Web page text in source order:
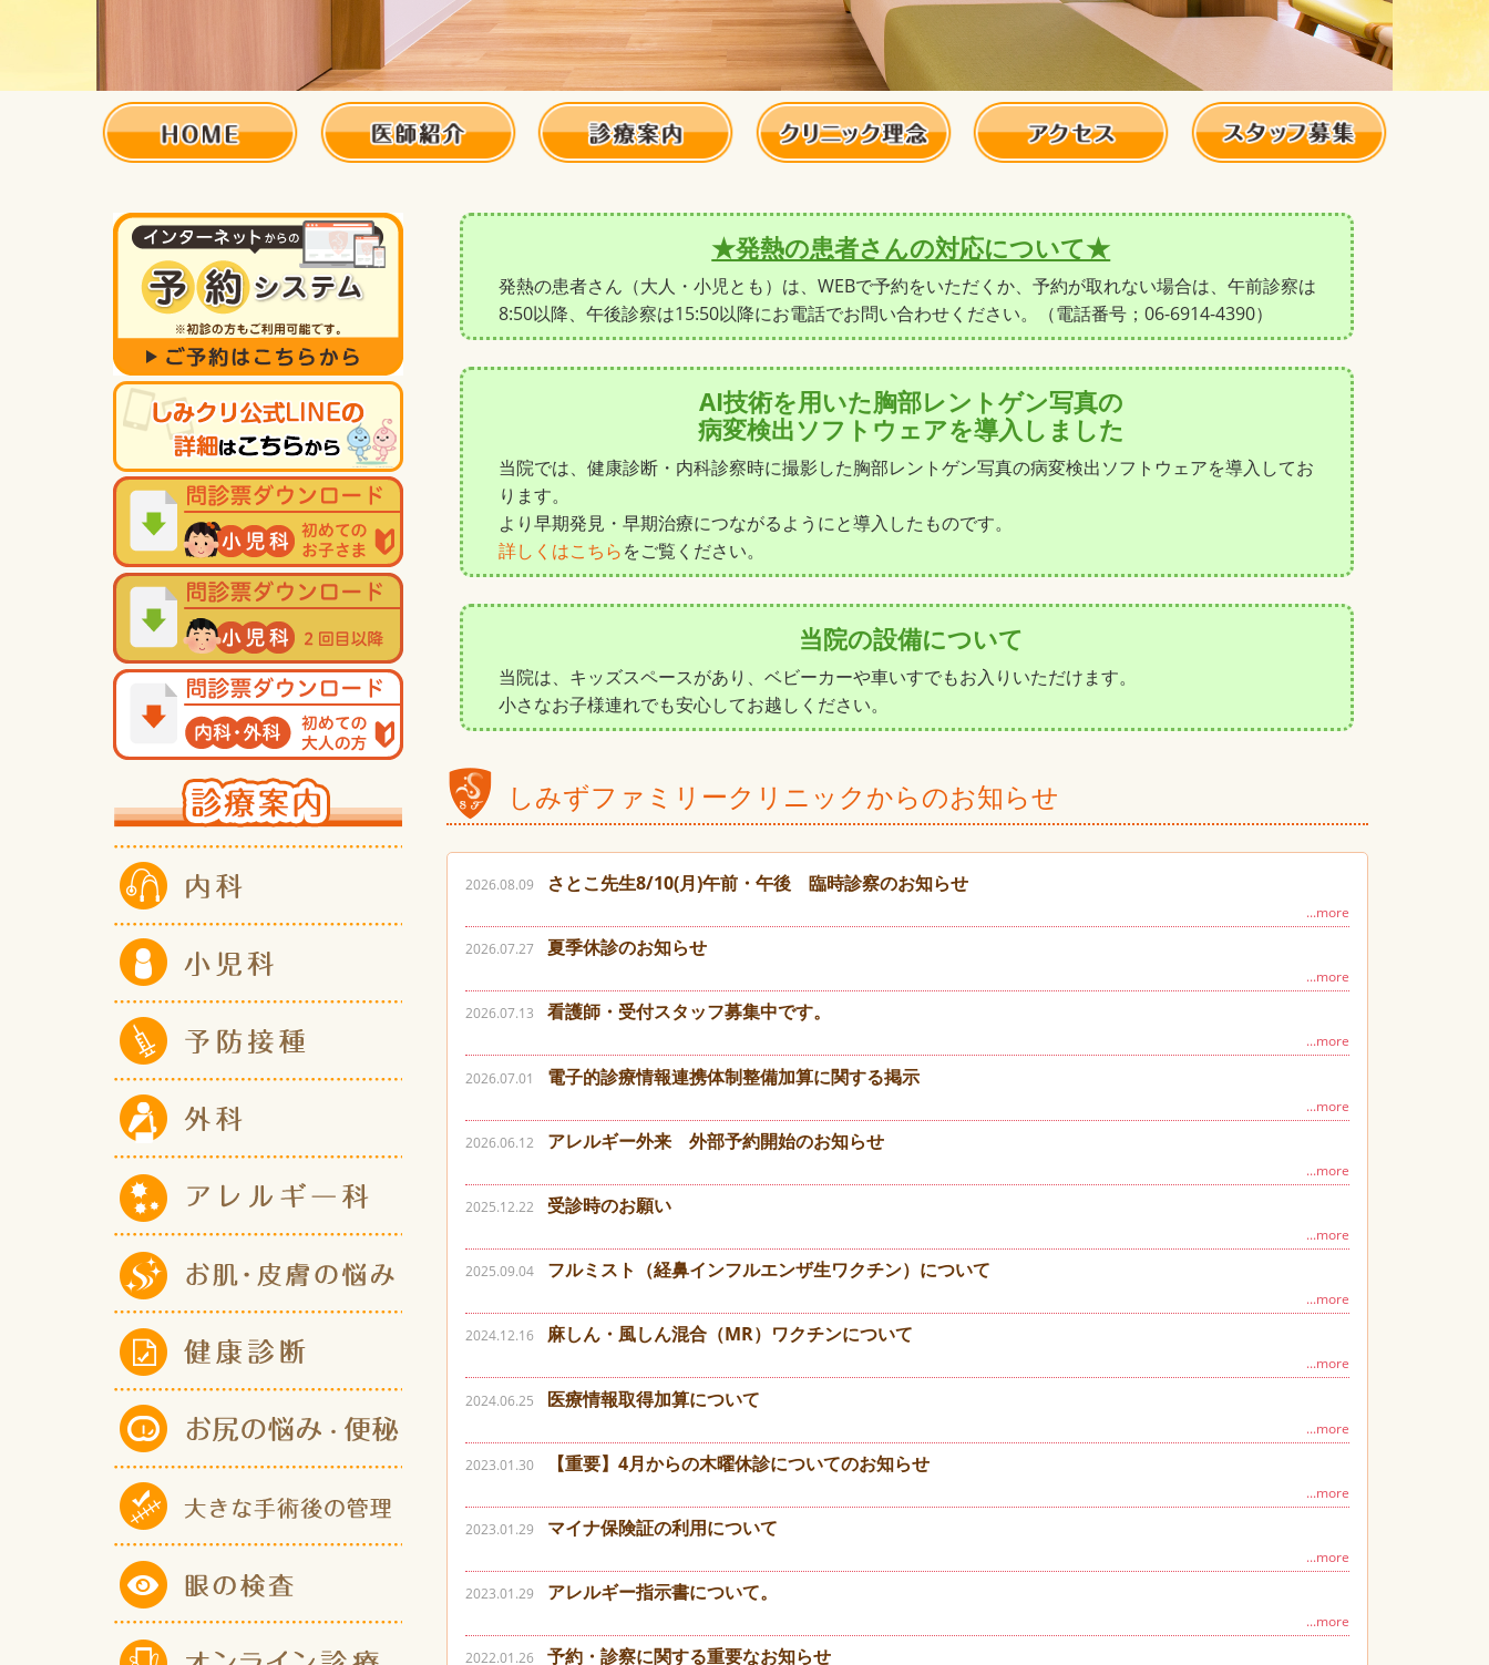
★発熱の患者さんの対応について★
発熱の患者さん（大人・小児とも）は、WEBで予約をいただくか、予約が取れない場合は、午前診察は
8:50以降、午後診察は15:50以降にお電話でお問い合わせください。（電話番号； 06-6914-4390）
AI技術を用いた胸部レントゲン写真の
病変検出ソフトウェアを導入しました
当院では、健康診断・内科診察時に撮影した胸部レントゲン写真の病変検出ソフトウェアを導入してお
ります。
より早期発見・早期治療につながるようにと導入したものです。
詳しくはこちらをご覧ください。
当院の設備について
当院は、キッズスペースがあり、ベビーカーや車いすでもお入りいただけます。
小さなお子様連れでも安心してお越しください。